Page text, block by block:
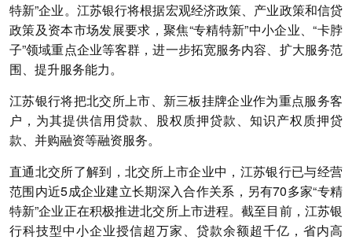
特新”企业。江苏银行将根据宏观经济政策、产业政策和信贷
政策及资本市场发展要求，聚焦“专精特新”中小企业、“卡脖
子”领域重点企业等客群，进一步拓宽服务内容、扩大服务范
围、提升服务能力。
江苏银行将把北交所上市、新三板挂牌企业作为重点服务客
户，为其提供信用贷款、股权质押贷款、知识产权质押贷
款、并购融资等融资服务。
直通北交所了解到，北交所上市企业中，江苏银行已与经营
范围内近5成企业建立长期深入合作关系，另有70多家“专精
特新”企业正在积极推进北交所上市进程。截至目前，江苏银
行科技型中小企业授信超万家、贷款余额超千亿，省内高